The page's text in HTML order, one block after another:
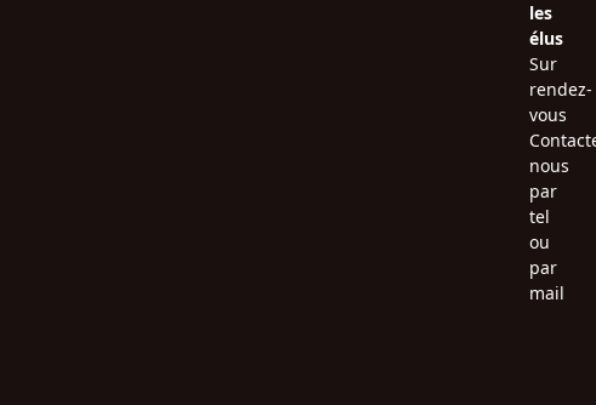
les
élus
Sur
rendez-
vous
nous
par
tel
ou
par
mail